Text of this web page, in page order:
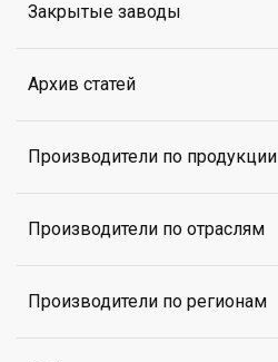
Закрытые заводы
Архив статей
Производители по продукции
Производители по отраслям
Производители по регионам